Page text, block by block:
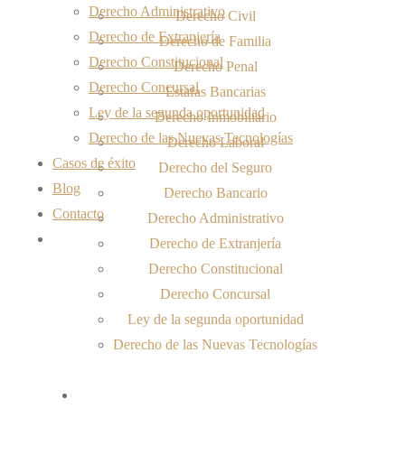
Derecho Civil
Derecho de Familia
Derecho Penal
Estafas Bancarias
Derecho Inmobiliario
Derecho Laboral
Derecho del Seguro
Derecho Bancario
Derecho Administrativo
Derecho de Extranjería
Derecho Constitucional
Derecho Concursal
Ley de la segunda oportunidad
Derecho de las Nuevas Tecnologías
Derecho Administrativo
Derecho de Extranjería
Derecho Constitucional
Derecho Concursal
Ley de la segunda oportunidad
Derecho de las Nuevas Tecnologías
Casos de éxito
Blog
Contacto